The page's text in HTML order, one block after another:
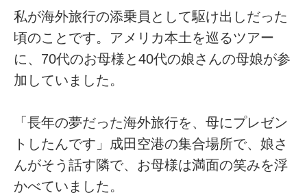
私が海外旅行の添乗員として駆け出しだった
頃のことです。アメリカ本土を巡るツアー
に、70代のお母様と40代の娘さんの母娘が参
加していました。
「長年の夢だった海外旅行を、母にプレゼン
トしたんです」成田空港の集合場所で、娘さ
んがそう話す隣で、お母様は満面の笑みを浮
かべていました。